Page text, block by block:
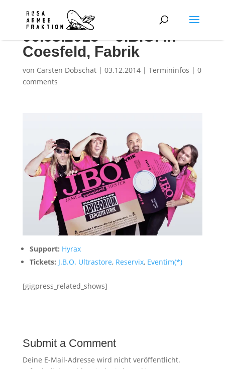
06.03.2015 – J.B.O. in
Coesfeld, Fabrik
von Carsten Dobschat| 03.12.2014| Termininfos | 0
comments
Support: Hyrax
Tickets: J.B.O. Ultrastore, Reservix, Eventim(*)
[gigpress_related_shows]
Submit a Comment
Deine E-Mail-Adresse wird nicht veröffentlicht.